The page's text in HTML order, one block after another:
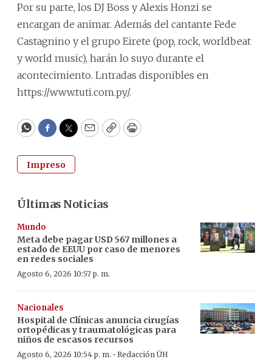
Por su parte, los DJ Boss y Alexis Honzi se
encargan de animar. Además del cantante Fede
Castagnino y el grupo Eirete (pop, rock, worldbeat
y world music), harán lo suyo durante el
acontecimiento. Lntradas disponibles en
https://www.tuti.com.py/.
WhatsApp
Facebook
Twitter
EmailCopyPrint
Impreso
Últimas Noticias
Mundo
Meta debe pagar USD 567 millones a
estado de EEUU por caso de menores
en redes sociales
Agosto 6, 2026 10:57 p. m.
Nacionales
Hospital de Clínicas anuncia cirugías
ortopédicas y traumatológicas para
niños de escasos recursos
Agosto 6, 2026 10:54 p. m. · Redacción ÚH